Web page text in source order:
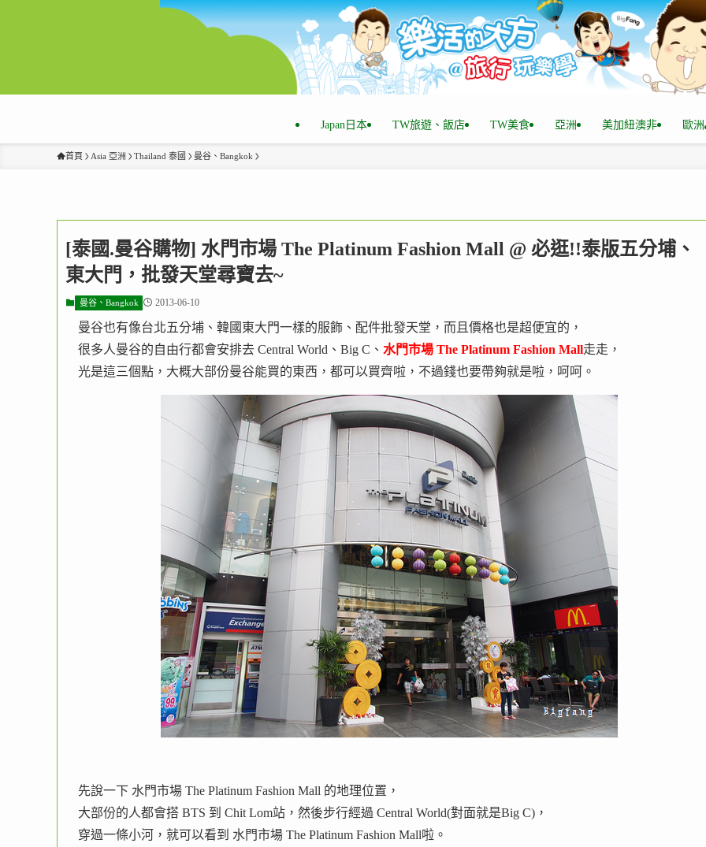
Japan日本 TW旅遊、飯店 TW美食 亞洲 美加紐澳非 歐洲
首頁 Asia 亞洲 Thailand 泰國 曼谷、Bangkok
[泰國.曼谷購物] 水門市場 The Platinum Fashion Mall @ 必逛!!泰版五分埔、
東大門，批發天堂尋寶去~
曼谷、Bangkok 2013-06-10
曼谷也有像台北五分埔、韓國東大門一樣的服飾、配件批發天堂，而且價格也是超便宜的，
很多人曼谷的自由行都會安排去 Central World、Big C、 水門市場 The Platinum Fashion Mall走走，
光是這三個點，大概大部份曼谷能買的東西，都可以買齊啦，不過錢也要帶夠就是啦，呵呵。
先說一下 水門市場 The Platinum Fashion Mall 的地理位置，
大部份的人都會搭 BTS 到 Chit Lom站，然後步行經過 Central World(對面就是Big C)，
穿過一條小河，就可以看到 水門市場 The Platinum Fashion Mall啦。